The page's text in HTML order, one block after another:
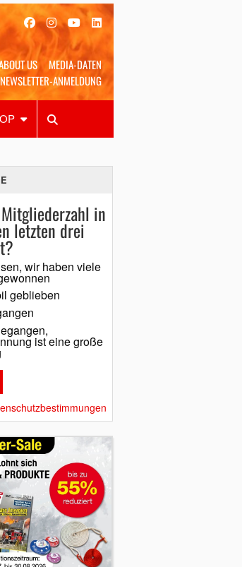
US
MEDIA-DATEN
NEWSLETTER-ANMELDUNG
SUCHEN
in
letzten drei
wir haben viele
geblieben
ist eine große